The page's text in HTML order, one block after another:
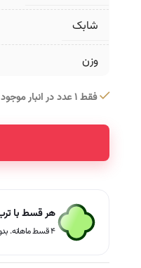
شابک
وزن
فقط 1 عدد در انبار موجود است
هر قسط با
۴ قسط ماهانه. بدون سود، چک و ضامن.